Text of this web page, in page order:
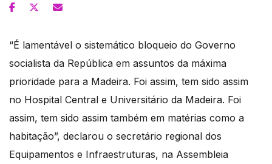
“É lamentável o sistemático bloqueio do Governo
socialista da República em assuntos da máxima
prioridade para a Madeira. Foi assim, tem sido assim
no Hospital Central e Universitário da Madeira. Foi
assim, tem sido assim também em matérias como a
habitação”, declarou o secretário regional dos
Equipamentos e Infraestruturas, na Assembleia